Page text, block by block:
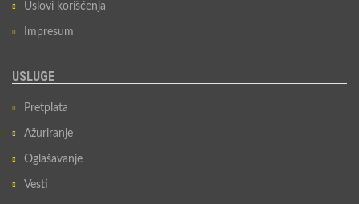
Uslovi korišćenja
Impresum
USLUGE
Pretplata
Ažuriranje
Oglašavanje
Vesti